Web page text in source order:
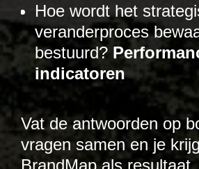
Hoe wordt het
veranderproces
bestuurd?
indicatoren
Vat de antwoorden op
vragen samen en je
BrandMap als